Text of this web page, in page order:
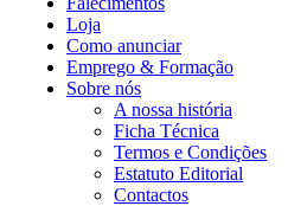
Loja
Como anunciar
Emprego & Formação
Sobre nós
A nossa história
Ficha Técnica
Termos e Condições
Estatuto Editorial
Contactos